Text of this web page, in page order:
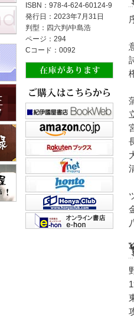
ISBN：978-4-624-60124-9
発行日：2023年7月31日
判型：四六判/中島浩
ページ：294
Cコード：0092